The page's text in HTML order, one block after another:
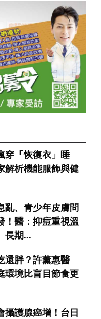
穿「恢復衣」睡
解析機能服飾與健
亂、青少年皮膚問
！醫：抑痘重視溫
長期...
還胖？許薰惠醫
環境比盲目節食更
攝護腺癌增！台日